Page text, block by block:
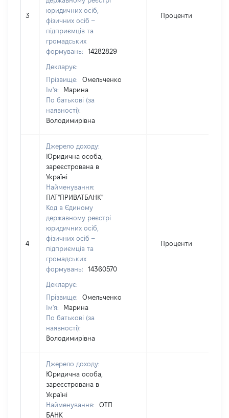
3
юридичних осіб,
фізичних осіб –
підприємців та
громадських
формувань:
14282829
Декларує:
Прізвище:
Омельченко
Ім'я:
Марина
По батькові (за
наявності):
Володимирівна
Проценти
4
Джерело доходу:
Юридична особа,
зареєстрована в
Україні
Найменування:
ПАТ"ПРИВАТБАНК"
Код в Єдиному
державному реєстрі
юридичних осіб,
фізичних осіб –
підприємців та
громадських
формувань:
14360570
Декларує:
Прізвище:
Омельченко
Ім'я:
Марина
По батькові (за
наявності):
Володимирівна
Проценти
Джерело доходу:
Юридична особа,
зареєстрована в
Україні
Найменування:
ОТП
БАНК